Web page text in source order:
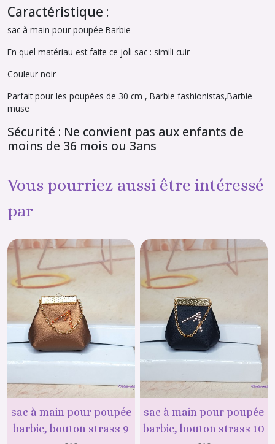
Caractéristique :
sac à main pour poupée Barbie
En quel matériau est faite ce joli sac : simili cuir
Couleur noir
Parfait pour les poupées de 30 cm , Barbie fashionistas,Barbie
muse
Sécurité : Ne convient pas aux enfants de
moins de 36 mois ou 3ans
Vous pourriez aussi être intéressé
par
sac à main pour poupée
barbie, bouton strass 9
sac à main pour poupée
barbie, bouton strass 10